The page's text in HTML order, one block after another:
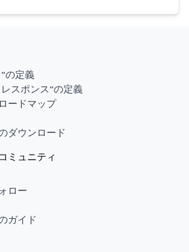
の定義
スポンス”の定義
ードマップ
ダウンロード
ミュニティ
ロー
ガイド